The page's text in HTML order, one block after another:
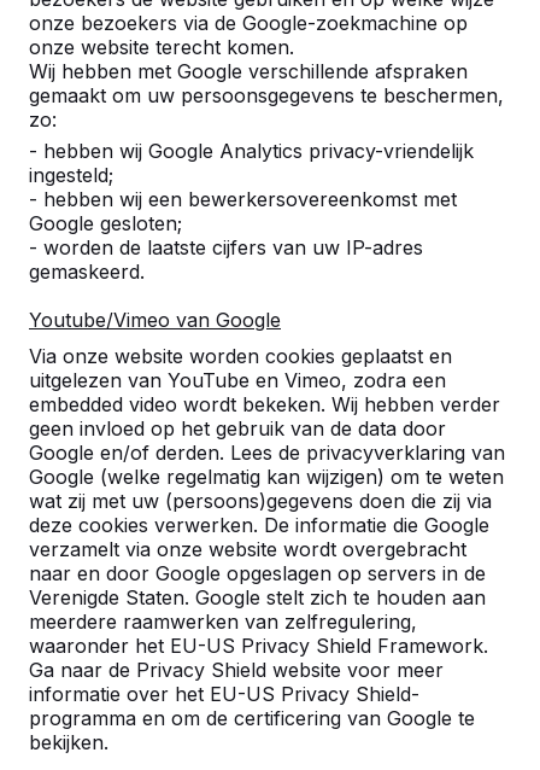
onze bezoekers via de Google-zoekmachine op
onze website terecht komen.
Wij hebben met Google verschillende afspraken
gemaakt om uw persoonsgegevens te beschermen,
zo:
- hebben wij Google Analytics privacy-vriendelijk
ingesteld;
- hebben wij een bewerkersovereenkomst met
Google gesloten;
- worden de laatste cijfers van uw IP-adres
gemaskeerd.
Youtube/Vimeo van Google
Via onze website worden cookies geplaatst en
uitgelezen van YouTube en Vimeo, zodra een
embedded video wordt bekeken. Wij hebben verder
geen invloed op het gebruik van de data door
Google en/of derden. Lees de privacyverklaring van
Google (welke regelmatig kan wijzigen) om te weten
wat zij met uw (persoons)gegevens doen die zij via
deze cookies verwerken. De informatie die Google
verzamelt via onze website wordt overgebracht
naar en door Google opgeslagen op servers in de
Verenigde Staten. Google stelt zich te houden aan
meerdere raamwerken van zelfregulering,
waaronder het EU-US Privacy Shield Framework.
Ga naar de Privacy Shield website voor meer
informatie over het EU-US Privacy Shield-
programma en om de certificering van Google te
bekijken.
Tafelvoetbalballetjes, 25 stuks
€ 28,00 excl. BTW
Product bekijken